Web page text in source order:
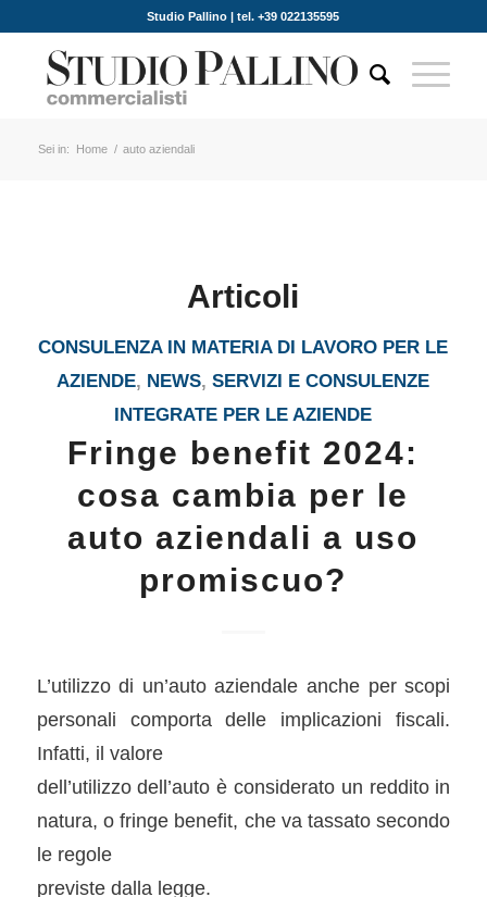
Studio Pallino | tel. +39 022135595
Sei in: Home / auto aziendali
Articoli
CONSULENZA IN MATERIA DI LAVORO PER LE
AZIENDE, NEWS,SERVIZI E CONSULENZE
INTEGRATE PER LE AZIENDE
Fringe benefit 2024:
cosa cambia per le
auto aziendali a uso
promiscuo?
L’utilizzo di un’auto aziendale anche per scopi
personali comporta delle implicazioni fiscali.
Infatti, il valore
dell’utilizzo dell’auto è considerato un reddito in
natura, o fringe benefit, che va tassato secondo
le regole
previste dalla legge.